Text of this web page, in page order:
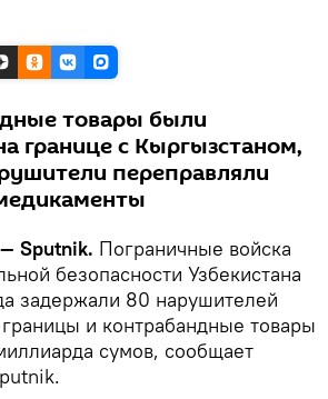
товары были
границе с Кыргызстаном,
переправляли
Sputnik. Пограничные войска
безопасности Узбекистана
задержали 80 нарушителей
границы и контрабандные товары
сумов, сообщает